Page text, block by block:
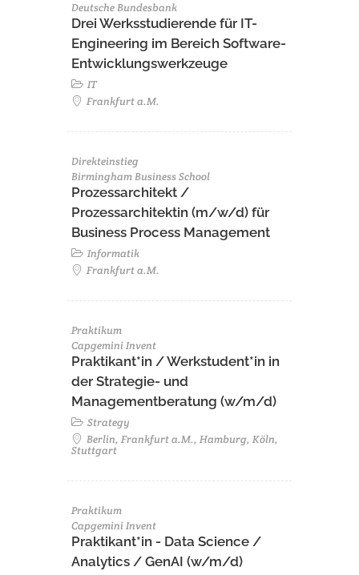
Deutsche Bundesbank
Drei Werksstudierende für IT-
Engineering im Bereich Software-
Entwicklungswerkzeuge
IT
Frankfurt a.M.
Direkteinstieg
Birmingham Business School
Prozessarchitekt /
Prozessarchitektin (m/w/d) für
Business Process Management
Informatik
Frankfurt a.M.
Praktikum
Capgemini Invent
Praktikant*in / Werkstudent*in in
der Strategie- und
Managementberatung (w/m/d)
Strategy
Berlin, Frankfurt a.M., Hamburg, Köln,
Stuttgart
Praktikum
Capgemini Invent
Praktikant*in - Data Science /
Analytics / GenAI (w/m/d)